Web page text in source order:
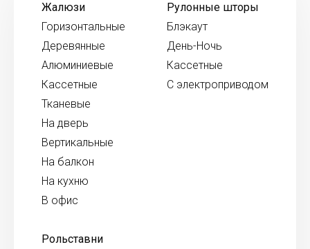
Жалюзи
Горизонтальные
Деревянные
Алюминиевые
Кассетные
Тканевые
На дверь
Вертикальные
На балкон
На кухню
В офис
Рулонные шторы
Блэкаут
День-Ночь
Кассетные
С электроприводом
Рольставни